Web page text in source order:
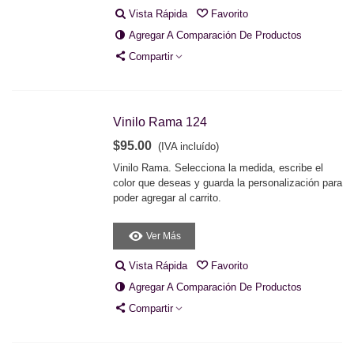
Vista Rápida
Favorito
Agregar A Comparación De Productos
Compartir
Vinilo Rama 124
$95.00 (IVA incluído)
Vinilo Rama. Selecciona la medida, escribe el
color que deseas y guarda la personalización para
poder agregar al carrito.
Ver Más
Vista Rápida
Favorito
Agregar A Comparación De Productos
Compartir